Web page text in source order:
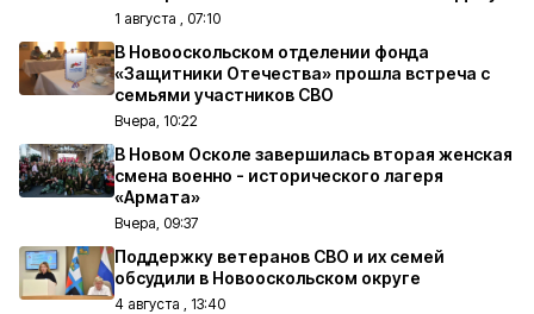
1 августа , 07:10
В Новооскольском отделении фонда
«Защитники Отечества» прошла встреча с
семьями участников СВО
Вчера, 10:22
В Новом Осколе завершилась вторая женская
смена военно - исторического лагеря
«Армата»
Вчера, 09:37
Поддержку ветеранов СВО и их семей
обсудили в Новооскольском округе
4 августа , 13:40